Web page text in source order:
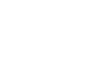
és hatékonyan
platformok